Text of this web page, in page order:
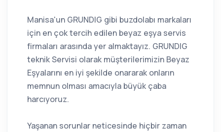
Manisa'un GRUNDIG gibi buzdolabı markaları
için en çok tercih edilen beyaz eşya servis
firmaları arasında yer almaktayız. GRUNDIG
teknik Servisi olarak müşterilerimizin Beyaz
Eşyalarını en iyi şekilde onararak onların
memnun olması amacıyla büyük çaba
harcıyoruz.
Yaşanan sorunlar neticesinde hiçbir zaman